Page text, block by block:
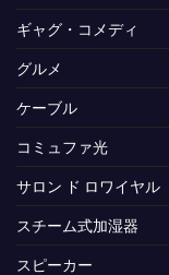
ギャグ・コメディ
グルメ
ケーブル
コミュファ光
サロン ド ロワイヤル
スチーム式加湿器
スピーカー